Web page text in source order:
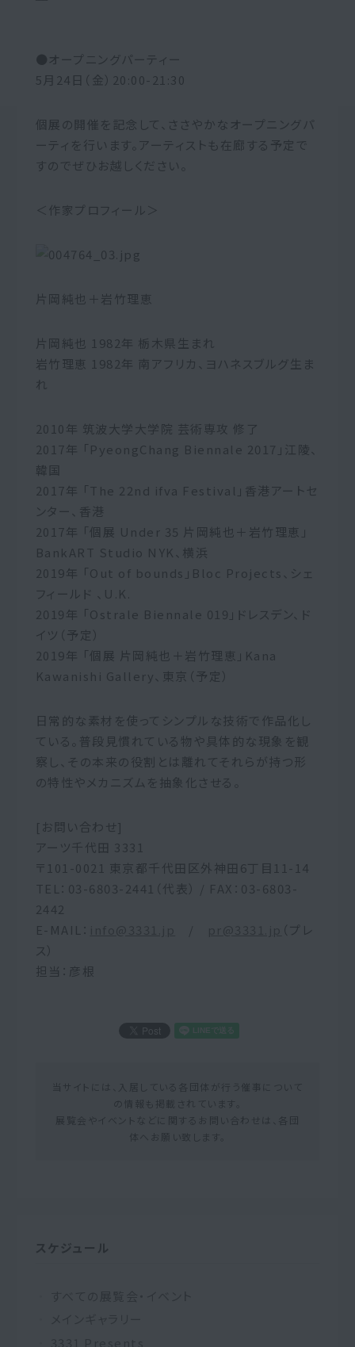
●オープニングパーティー
5月24日（金）20:00-21:30
個展の開催を記念して、ささやかなオープニングパ
ーティを行います。アーティストも在廊する予定で
すのでぜひお越しください。
＜作家プロフィール＞
片岡純也＋岩竹理恵
片岡純也 1982年 栃木県生まれ
岩竹理恵 1982年 南アフリカ、ヨハネスブルグ生ま
れ
2010年 筑波大学大学院 芸術専攻 修了
2017年 「PyeongChang Biennale 2017」江陵、
韓国
2017年 「The 22nd ifva Festival」香港アートセ
ンター、香港
2017年 「個展 Under 35 片岡純也＋岩竹理恵」
BankART Studio NYK、横浜
2019年 「Out of bounds」Bloc Projects、シェ
フィールド 、U.K.
2019年 「Ostrale Biennale 019」ドレスデン、ド
イツ（予定）
2019年 「個展 片岡純也＋岩竹理恵」Kana
Kawanishi Gallery、東京（予定）
日常的な素材を使ってシンプルな技術で作品化し
ている。普段見慣れている物や具体的な現象を観
察し、その本来の役割とは離れてそれらが持つ形
の特性やメカニズムを抽象化させる。
[お問い合わせ]
アーツ千代田 3331
〒101-0021 東京都千代田区外神田6丁目11-14
TEL：03-6803-2441（代表） / FAX：03-6803-
2442
E-MAIL：
（プレ
ス）
担当：彦根
スケジュール